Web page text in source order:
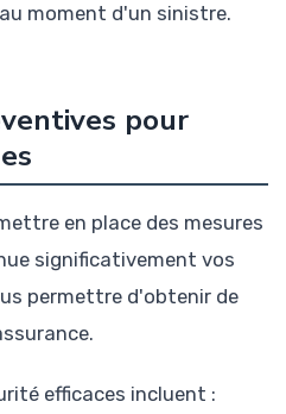
moment d'un sinistre.
pour
en place des mesures
significativement vos
permettre d'obtenir de
efficaces incluent :